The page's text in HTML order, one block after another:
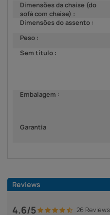
Dimensões da chaise (do
sofá com chaise) :
Dimensões do assento :
Peso :
Sem título :
Embalagem :
Garantia
Reviews
4.6/5 26 Reviews